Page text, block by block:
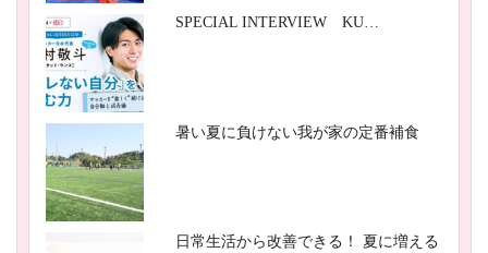
SPECIAL INTERVIEW KU…
暑い夏に負けない我が家の定番補食
日常生活から改善できる！ 夏に増える